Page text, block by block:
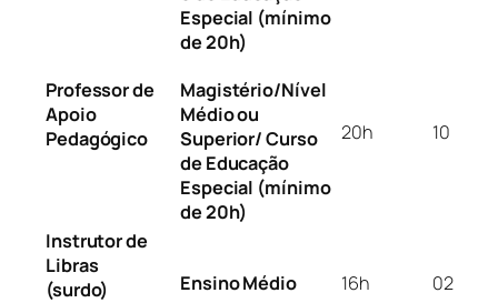
Especial (mínimo
de 20h)
Professor de
Apoio
Pedagógico
Magistério/Nível
Médio ou
Superior/ Curso
de Educação
Especial (mínimo
de 20h)
20h 10
Instrutor de
Libras
(surdo)
Ensino Médio 16h 02